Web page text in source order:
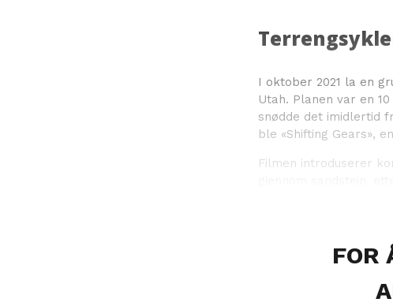
I oktober 2021 la en
Utah. Planen var en
snødde det imidlertid
ble «Shifting Gears»,
Filmen introduserer
FOR